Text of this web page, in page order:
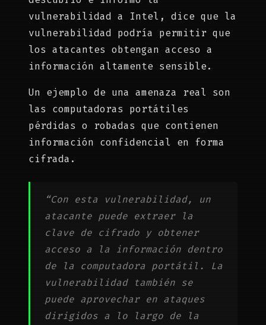
vulnerabilidad a Intel, dice que la
vulnerabilidad podría permitir que
los atacantes obtengan acceso a
información altamente sensible.
Un ejemplo de una amenaza real son
las computadoras portátiles
pérdidas o robadas que contienen
información confidencial en forma
cifrada.
“Con esta vulnerabilidad, un
atacante puede extraer la
clave de cifrado y obtener
acceso a la información dentro
de la computadora portátil. La
vulnerabilidad también se
puede aprovechar en ataques
dirigidos a lo largo de la